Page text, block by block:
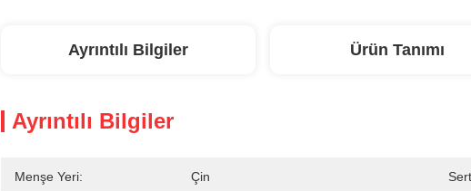
Ayrıntılı Bilgiler Ürün Tanımı
Ayrıntılı Bilgiler
Menşe Yeri: Çin